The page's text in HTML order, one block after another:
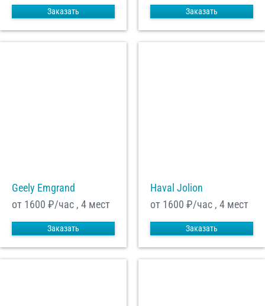
Заказать Заказать
Geely Emgrand
от 1600 ₽/час , 4 мест
Заказать
Haval Jolion
от 1600 ₽/час , 4 мест
Заказать